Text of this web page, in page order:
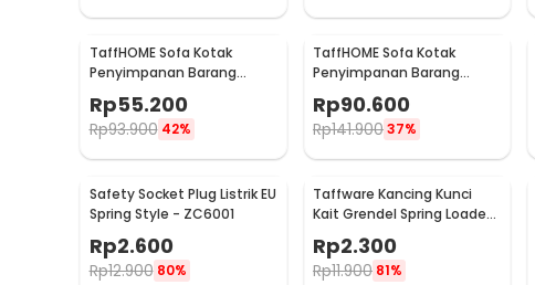
TaffHOME Sofa Kotak
Penyimpanan Barang
30x30x30cm - L170
Rp55.200
Rp93.900 42%
TaffHOME Sofa Kotak
Penyimpanan Barang
Foldable Storage Box
48x30x30cm - L170
Rp90.600
Rp141.90037%
Safety Socket Plug Listrik EU
Spring Style - ZC6001
Rp2.600
Rp12.900 80%
Taffware Kancing Kunci
Kait Grendel Spring Loaded
Latch Catch Hasp - KAK-
J107
Rp2.300
Rp11.900 81%